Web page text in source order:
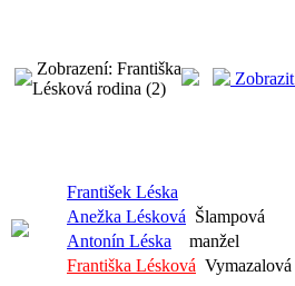
Zobrazení: Františka
Lésková rodina (2)
Zobrazit
František Léska
Anežka Lésková Šlampová
Antonín Léska
manžel
Františka Lésková Vymazalová